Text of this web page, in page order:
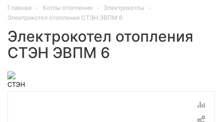
Главная Котлы отопления
Электрокотлы
Электрокотел отопления СТЭН ЭВПМ 6
Электрокотел отопления
СТЭН ЭВПМ 6